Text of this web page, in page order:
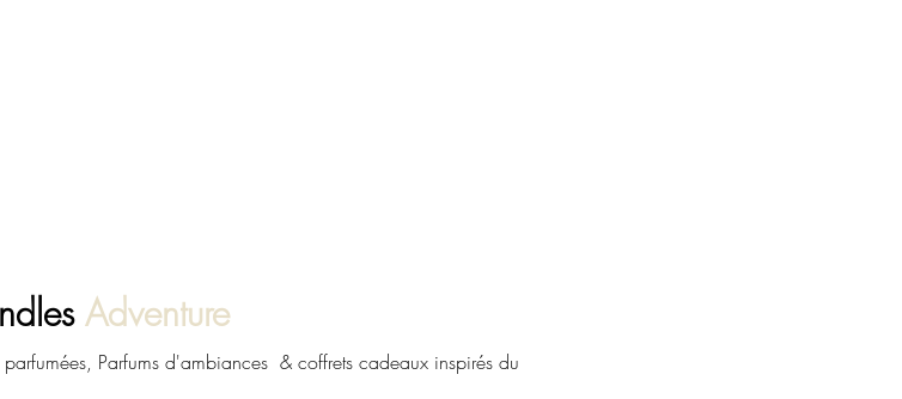
Adventure
Parfums d'ambiances & coffrets cadeaux inspirés du